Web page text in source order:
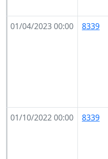
01/04/2023 00:00
8339
01/10/2022 00:00
8339